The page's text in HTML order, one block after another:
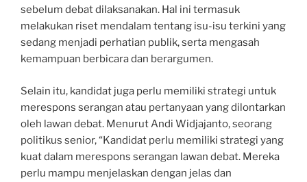
sebelum debat dilaksanakan. Hal ini termasuk
melakukan riset mendalam tentang isu-isu terkini yang
sedang menjadi perhatian publik, serta mengasah
kemampuan berbicara dan berargumen.
Selain itu, kandidat juga perlu memiliki strategi untuk
merespons serangan atau pertanyaan yang dilontarkan
oleh lawan debat. Menurut Andi Widjajanto, seorang
politikus senior, “Kandidat perlu memiliki strategi yang
kuat dalam merespons serangan lawan debat. Mereka
perlu mampu menjelaskan dengan jelas dan